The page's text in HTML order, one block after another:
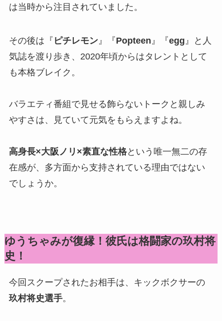
は当時から注目されていました。
その後は『 ピチレモン』『Popteen』『egg』と人
気誌を渡り歩き、2020年頃からはタレントとして
も本格ブレイク。
バラエティ番組で見せる飾らないトークと親しみ
やすさは、見ていて元気をもらえますよね。
高身長×大阪ノリ×素直な性格という唯一無二の存
在感が、多方面から支持されている理由ではない
でしょうか。
ゆうちゃみが復縁！彼氏は格闘家の玖村将
史！
今回スクープされたお相手は、キックボクサーの
玖村将史選手。